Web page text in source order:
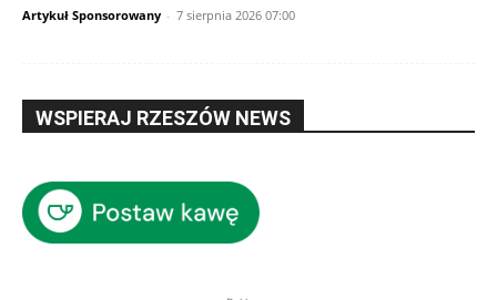
Artykuł Sponsorowany - 7 sierpnia 2026 07:00
WSPIERAJ RZESZÓW NEWS